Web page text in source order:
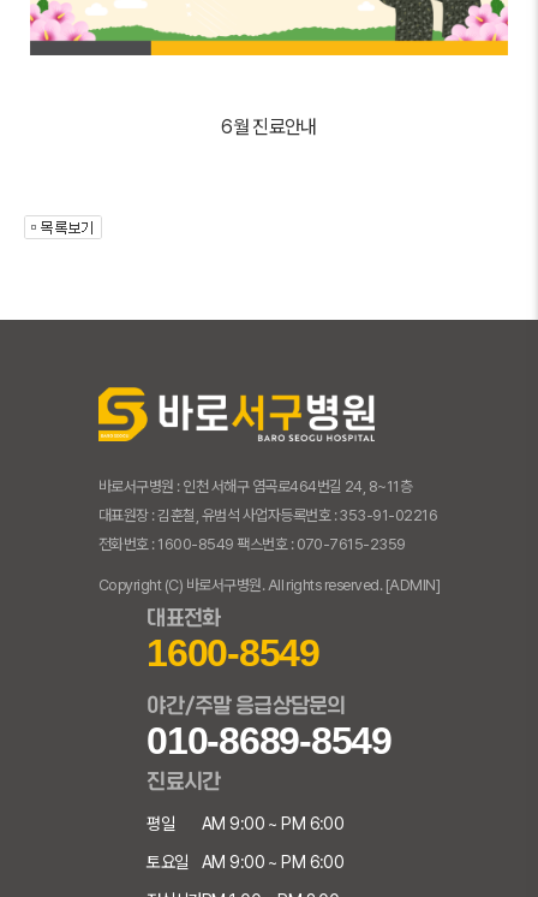
6월 진료안내
바로서구병원 : 인천 서해구 염곡로464번길 24, 8~11층
대표원장 : 김훈철, 유범석 사업자등록번호 : 353-91-02216
전화번호 : 1600-8549 팩스번호 : 070-7615-2359
Copyright (C) 바로서구병원. All rights reserved. [ADMIN]
대표전화
1600-8549
야간/주말 응급상담문의
010-8689-8549
진료시간
평일
토요일
AM 9:00 ~ PM 6:00
AM 9:00 ~ PM 6:00